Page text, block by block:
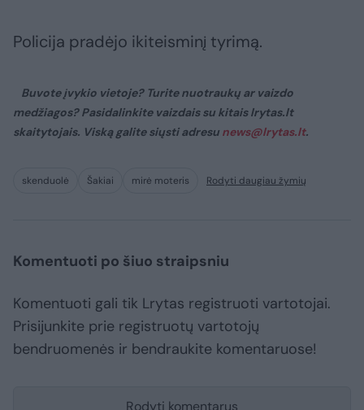
Policija pradėjo ikiteisminį tyrimą.
Buvote įvykio vietoje? Turite nuotraukų ar vaizdo
medžiagos? Pasidalinkite vaizdais su kitais lrytas.lt
skaitytojais. Viską galite siųsti adresu news@lrytas.lt.
skenduolė Šakiai mirė moteris Rodyti daugiau žymių
Komentuoti po šiuo straipsniu
Komentuoti gali tik Lrytas registruoti vartotojai.
Prisijunkite prie registruotų vartotojų
bendruomenės ir bendraukite komentaruose!